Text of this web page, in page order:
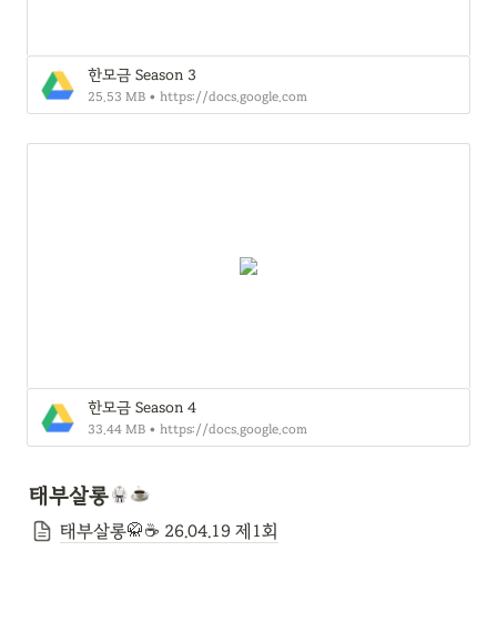
한모금 Season 3
25.53 MB • https://docs.google.com
한모금 Season 4
33.44 MB • https://docs.google.com
태부살롱
태부살롱🥋☕ 26.04.19 제1회